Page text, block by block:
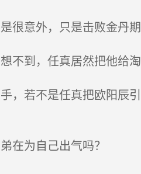
意外，只是击败金丹期
到，任真居然把他给淘
若不是任真把欧阳辰
在为自己出气吗？